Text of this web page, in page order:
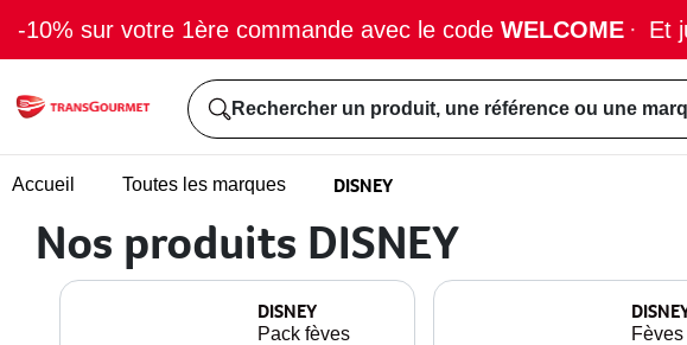
-10% sur votre 1ère commande avec le code WELCOME · Et
Rechercher un produit, une référence ou une
Accueil Toutes les marques DISNEY
Nos produits DISNEY
DISNEY
Pack fèves